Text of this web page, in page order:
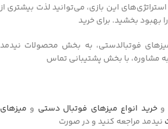
این بازی، می‌توانید لذت بیشتری از
بهبود بخشید. برای خرید
فوتبالدستی، به بخش محصولات نیدمد
مشاوره، با بخش پشتیبانی تماس
وخرید انواع میزهای فوتبال دستی و میزهای
نیدمد مراجعه کنید و در صورت